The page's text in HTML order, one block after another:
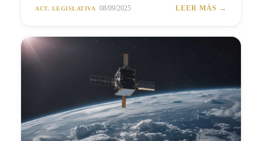
ACT. LEGISLATIVA 08/09/2025 LEER MÁS →